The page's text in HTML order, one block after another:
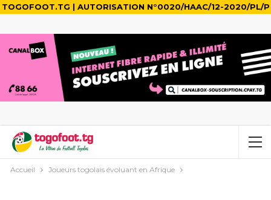
TOGOFOOT.TG | AUTORISATION N°0020/HAAC/12-2020/PL/P
Accueil Joueurs togolais évoluant en Afrique